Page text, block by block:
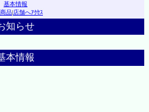
基本情報
品|店舗へｱｸｾｽ
知らせ
本情報